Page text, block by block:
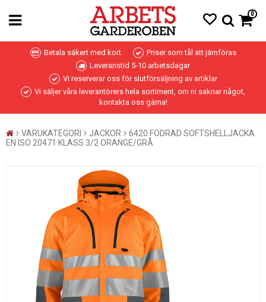
0
Betala säkert med kort
Priser som tål att jämföras
Leveranstid 5-10 arbetsdagar
Vi reserverar oss för slutförsäljning av artiklar
Vi säljer våra leverantörers hela sortiment, om ni saknar något,
kontakta oss gärna!
VARUKATEGORI JACKOR
6420 FODRAD SOFTSHELLJACKA
EN ISO 20471 KLASS 3/2 ORANGE/GRÅ